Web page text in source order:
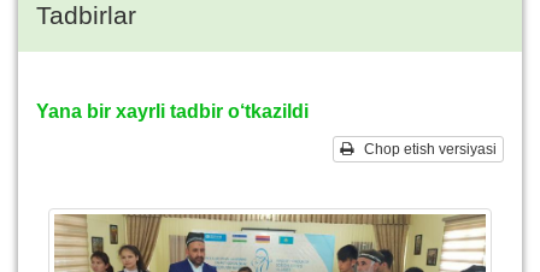
Tadbirlar
Yana bir xayrli tadbir o‘tkazildi
Chop etish versiyasi